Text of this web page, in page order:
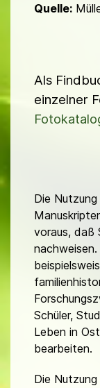
Quelle:
Als
einzelner
Die
voraus, daß
Schüler,
Leben in
bearbeiten.
Die